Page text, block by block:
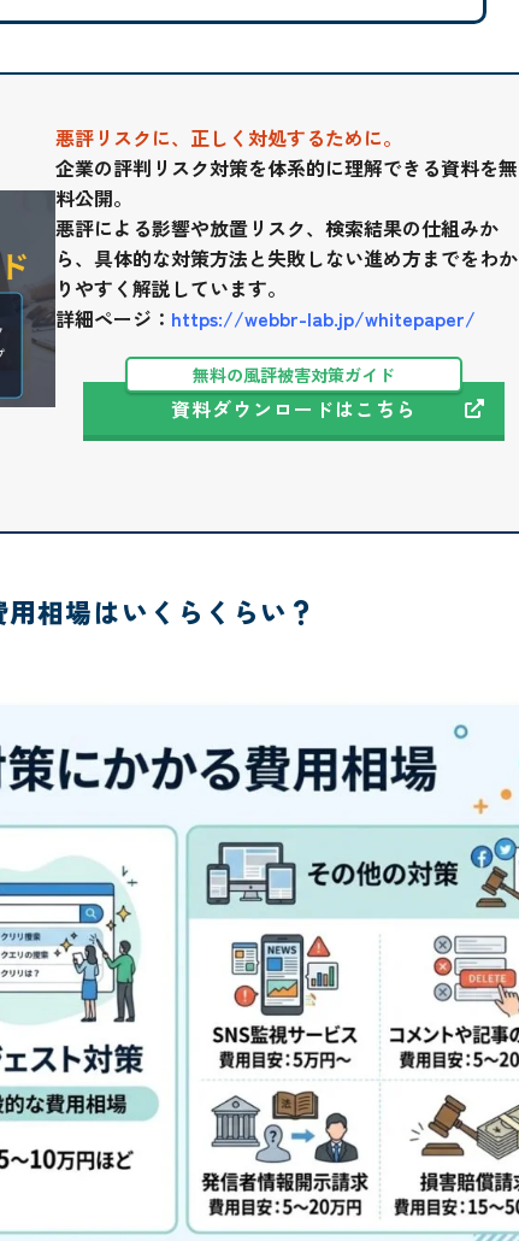
悪評リスクに、正しく対処するために。
企業の評判リスク対策を体系的に理解できる資料を無
料公開。
悪評による影響や放置リスク、検索結果の仕組みか
ら、具体的な対策方法と失敗しない進め方までをわか
りやすく解説しています。
詳細ページ： https://webbr-lab.jp/whitepaper/
無料の風評被害対策ガイド
資料ダウンロードはこちら
相場はいくらくらい？